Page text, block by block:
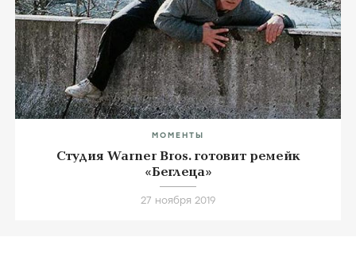
МОМЕНТЫ
Студия Warner Bros. готовит ремейк
«Беглеца»
27 ноября 2019